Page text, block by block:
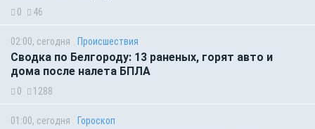
0 46
02:00, сегодня Происшествия
Сводка по Белгороду: 13 раненых, горят авто и
дома после налета БПЛА
0 1288
01:00, сегодня Гороскоп